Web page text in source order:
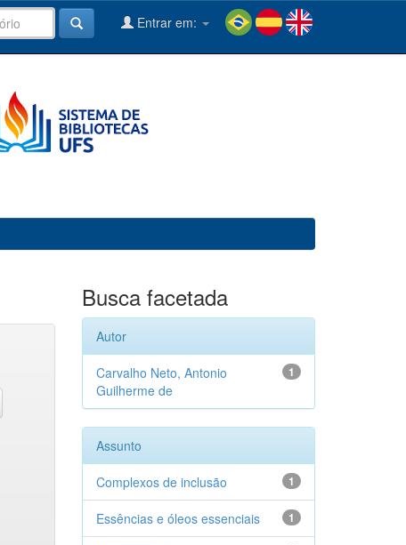
Entrar em:
Busca facetada
Autor
1
Carvalho Neto, Antonio
Guilherme de
Assunto
1
Complexos de inclusão
1
Essências e óleos essenciais